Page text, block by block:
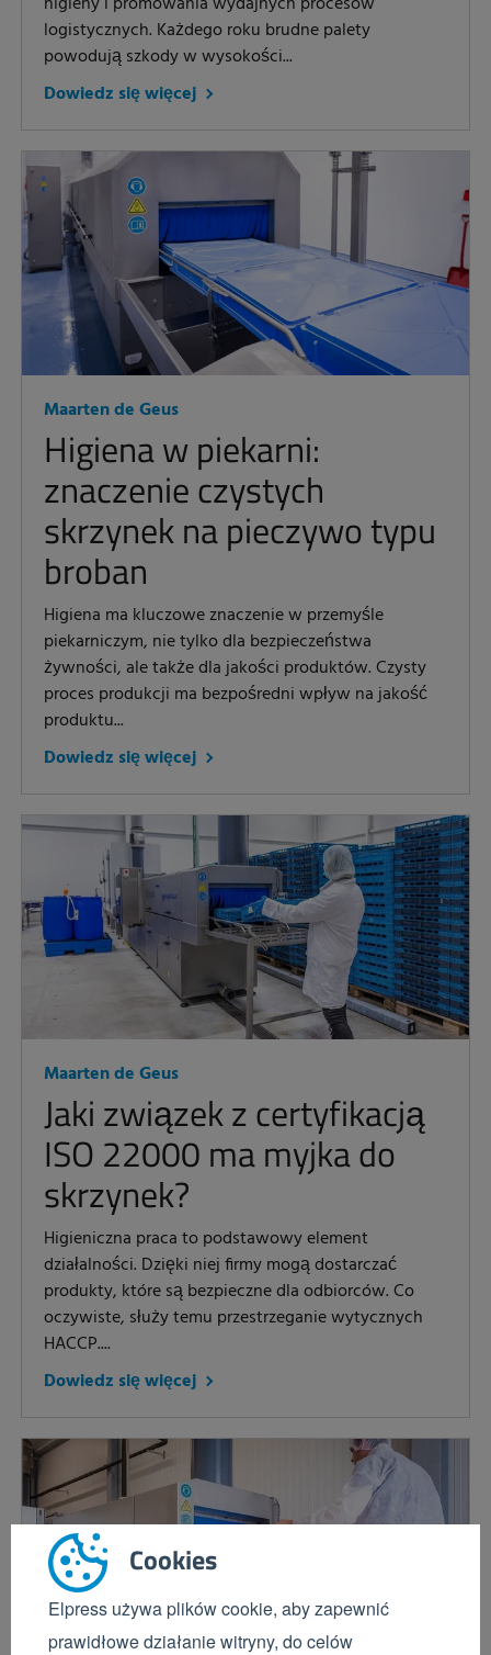
Cookies
Elpress używa plików cookie, aby zapewnić
prawidłowe działanie witryny, do celów
logistycznych. Każdego roku brudne palety
powodują szkody w wysokości...
Dowiedz się więcej
Maarten de Geus
Higiena w piekarni:
znaczenie czystych
skrzynek na pieczywo typu
broban
Higiena ma kluczowe znaczenie w przemyśle
piekarniczym, nie tylko dla bezpieczeństwa
żywności, ale także dla jakości produktów. Czysty
proces produkcji ma bezpośredni wpływ na jakość
produktu...
Dowiedz się więcej
Maarten de Geus
Jaki związek z certyfikacją
ISO 22000 ma myjka do
skrzynek?
Higieniczna praca to podstawowy element
działalności. Dzięki niej firmy mogą dostarczać
produkty, które są bezpieczne dla odbiorców. Co
oczywiste, służy temu przestrzeganie wytycznych
HACCP....
Dowiedz się więcej